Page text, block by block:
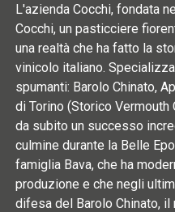
L'azienda Cocchi, fondata
Cocchi, un pasticciere
una realtà che ha fatto la
vinicolo italiano.
spumanti: Barolo Chinato,
di Torino (Storico Vermouth
da subito un successo
culmine durante la Belle
famiglia Bava, che ha
produzione e che negli
difesa del Barolo Chinato,